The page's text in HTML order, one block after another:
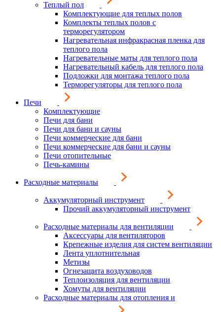
Теплый пол
Комплектующие для теплых полов
Комплекты теплых полов с
терморегулятором
Нагревательная инфракрасная пленка для
теплого пола
Нагревательные маты для теплого пола
Нагревательный кабель для теплого пола
Подложки для монтажа теплого пола
Терморегуляторы для теплого пола
Печи
Комплектующие
Печи для бани
Печи для бани и сауны
Печи коммерческие для бани
Печи коммерческие для бани и сауны
Печи отопительные
Печь-камины
Расходные материалы
Аккумуляторный инструмент
Прочий аккумуляторный инструмент
Расходные материалы для вентиляции
Аксессуары для вентиляторов
Крепежные изделия для систем вентиляции
Лента уплотнительная
Метизы
Огнезащита воздуховодов
Теплоизоляция для вентиляции
Хомуты для вентиляции
Расходные материалы для отопления и